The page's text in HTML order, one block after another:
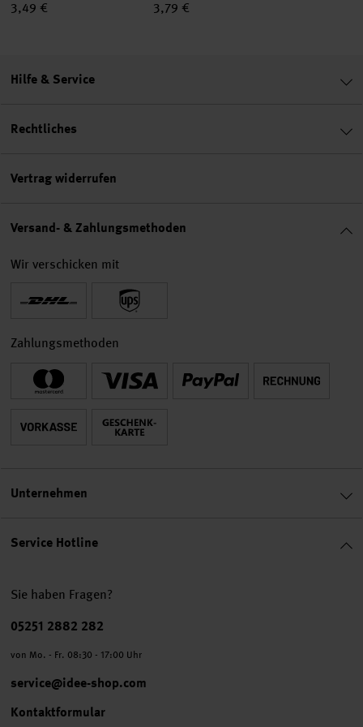
3,49 € 3,79 €
Service Hotline
Sie haben Fragen?
Telefonnummer
05251 2882 282
von Mo. - Fr. 08:30 - 17:00 Uhr
service@idee-shop.com
Kontaktformular
Hilfe & Service
Rechtliches
Vertrag widerrufen
Versand- & Zahlungsmethoden
Wir verschicken mit
Zahlungsmethoden
Unternehmen